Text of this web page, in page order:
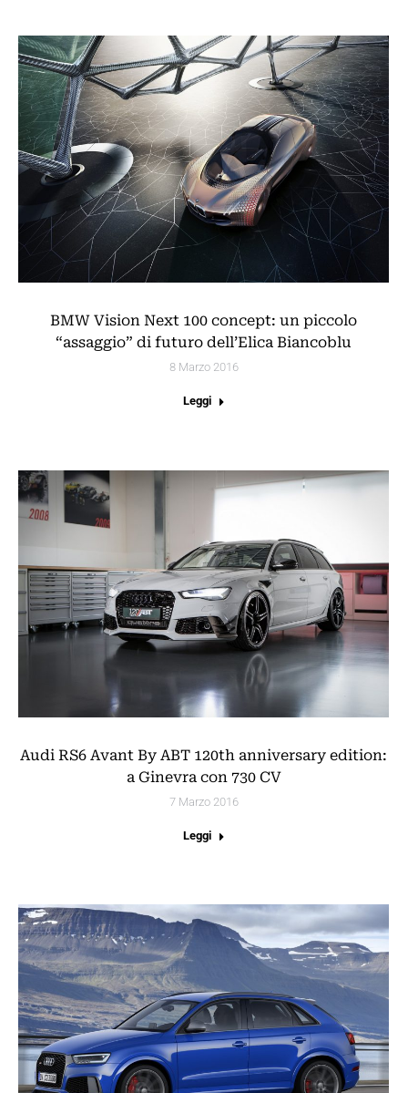
BMW Vision Next 100 concept: un piccolo
“assaggio” di futuro dell’Elica Biancoblu
8 Marzo 2016
Leggi
Audi RS6 Avant By ABT 120th anniversary edition:
a Ginevra con 730 CV
7 Marzo 2016
Leggi